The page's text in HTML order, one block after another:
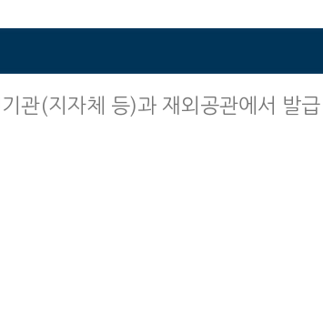
관(지자체 등)과 재외공관에서 발급